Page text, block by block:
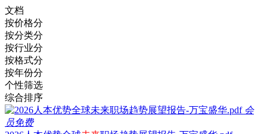
文档
按价格分
按分类分
按行业分
按格式分
按年份分
个性筛选
综合排序
会
员免费